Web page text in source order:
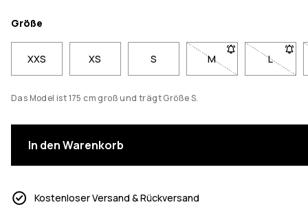
Größe
XXS XS S M- Größe M nicht
L- Größe
Das Model ist 175 cm groß und trägt Größe S.
In den Warenkorb
Kostenloser Versand & Rückversand